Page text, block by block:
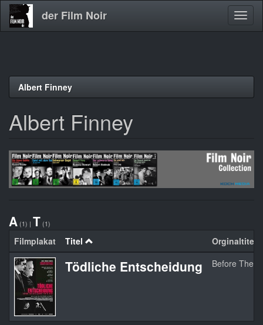
Direkt
der Film Noir
Albert Finney
Albert Finney
A (1) | T (1)
Filmplakat Titel Orginaltitel
Tödliche Entscheidung Before The